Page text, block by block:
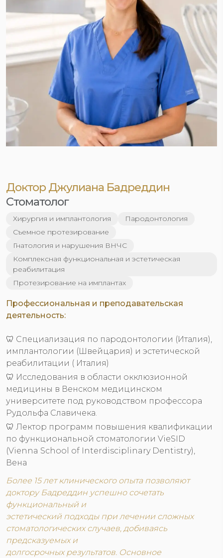
Доктор Джулиана Бадреддин
Стоматолог
Хирургия и имплантология
Пародонтология
Съемное протезирование
Гнатология и нарушения ВНЧС
Комплексная функциональная и эстетическая
реабилитация
Протезирование на имплантах
Профессиональная и преподавательская
деятельность:
🦷 Специализация по пародонтологии (Италия),
имплантологии (Швейцария) и эстетической
реабилитации ( Италия)
🦷 Исследования в области окклюзионной
медицины в Венском медицинском
университете под руководством профессора
Рудольфа Славичека.
🦷 Лектор программ повышения квалификации
по функциональной стоматологии VieSID
(Vienna School of Interdisciplinary Dentistry),
Вена
Более 15 лет клинического опыта позволяют
доктору Бадреддин успешно сочетать
функциональный и
эстетический подходы при лечении сложных
стоматологических случаев, добиваясь
предсказуемых и
долгосрочных результатов. Основное